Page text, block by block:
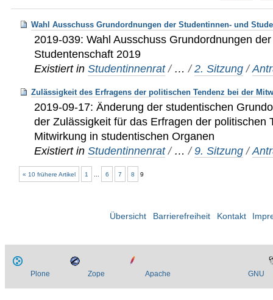
Wahl Ausschuss Grundordnungen der Studentinnen- und
2019-039: Wahl Ausschuss Grundordnungen
Studentenschaft 2019
Existiert in Studentinnenrat / …/2. Sitzung /
Zulässigkeit des Erfragens der politischen Tendenz bei der
2019-09-17: Änderung der studentischen
der Zulässigkeit für das Erfragen der politischen
Mitwirkung in studentischen Organen
Existiert in Studentinnenrat / …/9. Sitzung /
« 10 frühere Artikel 1 6 7 8 9
Übersicht Barrierefreiheit Kontakt
Plone Zope Apache GNU